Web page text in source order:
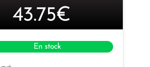
43.75€
En stock